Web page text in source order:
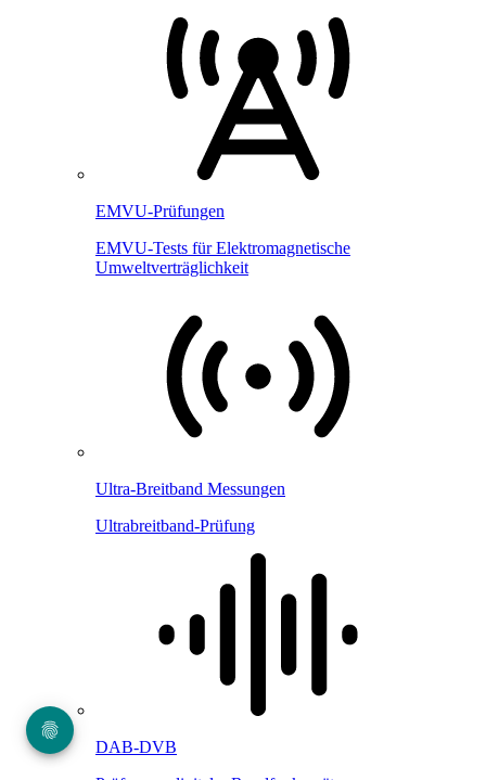
EMVU-Prüfungen
EMVU-Tests für Elektromagnetische
Umweltverträglichkeit
Ultra-Breitband Messungen
Ultrabreitband-Prüfung
DAB-DVB